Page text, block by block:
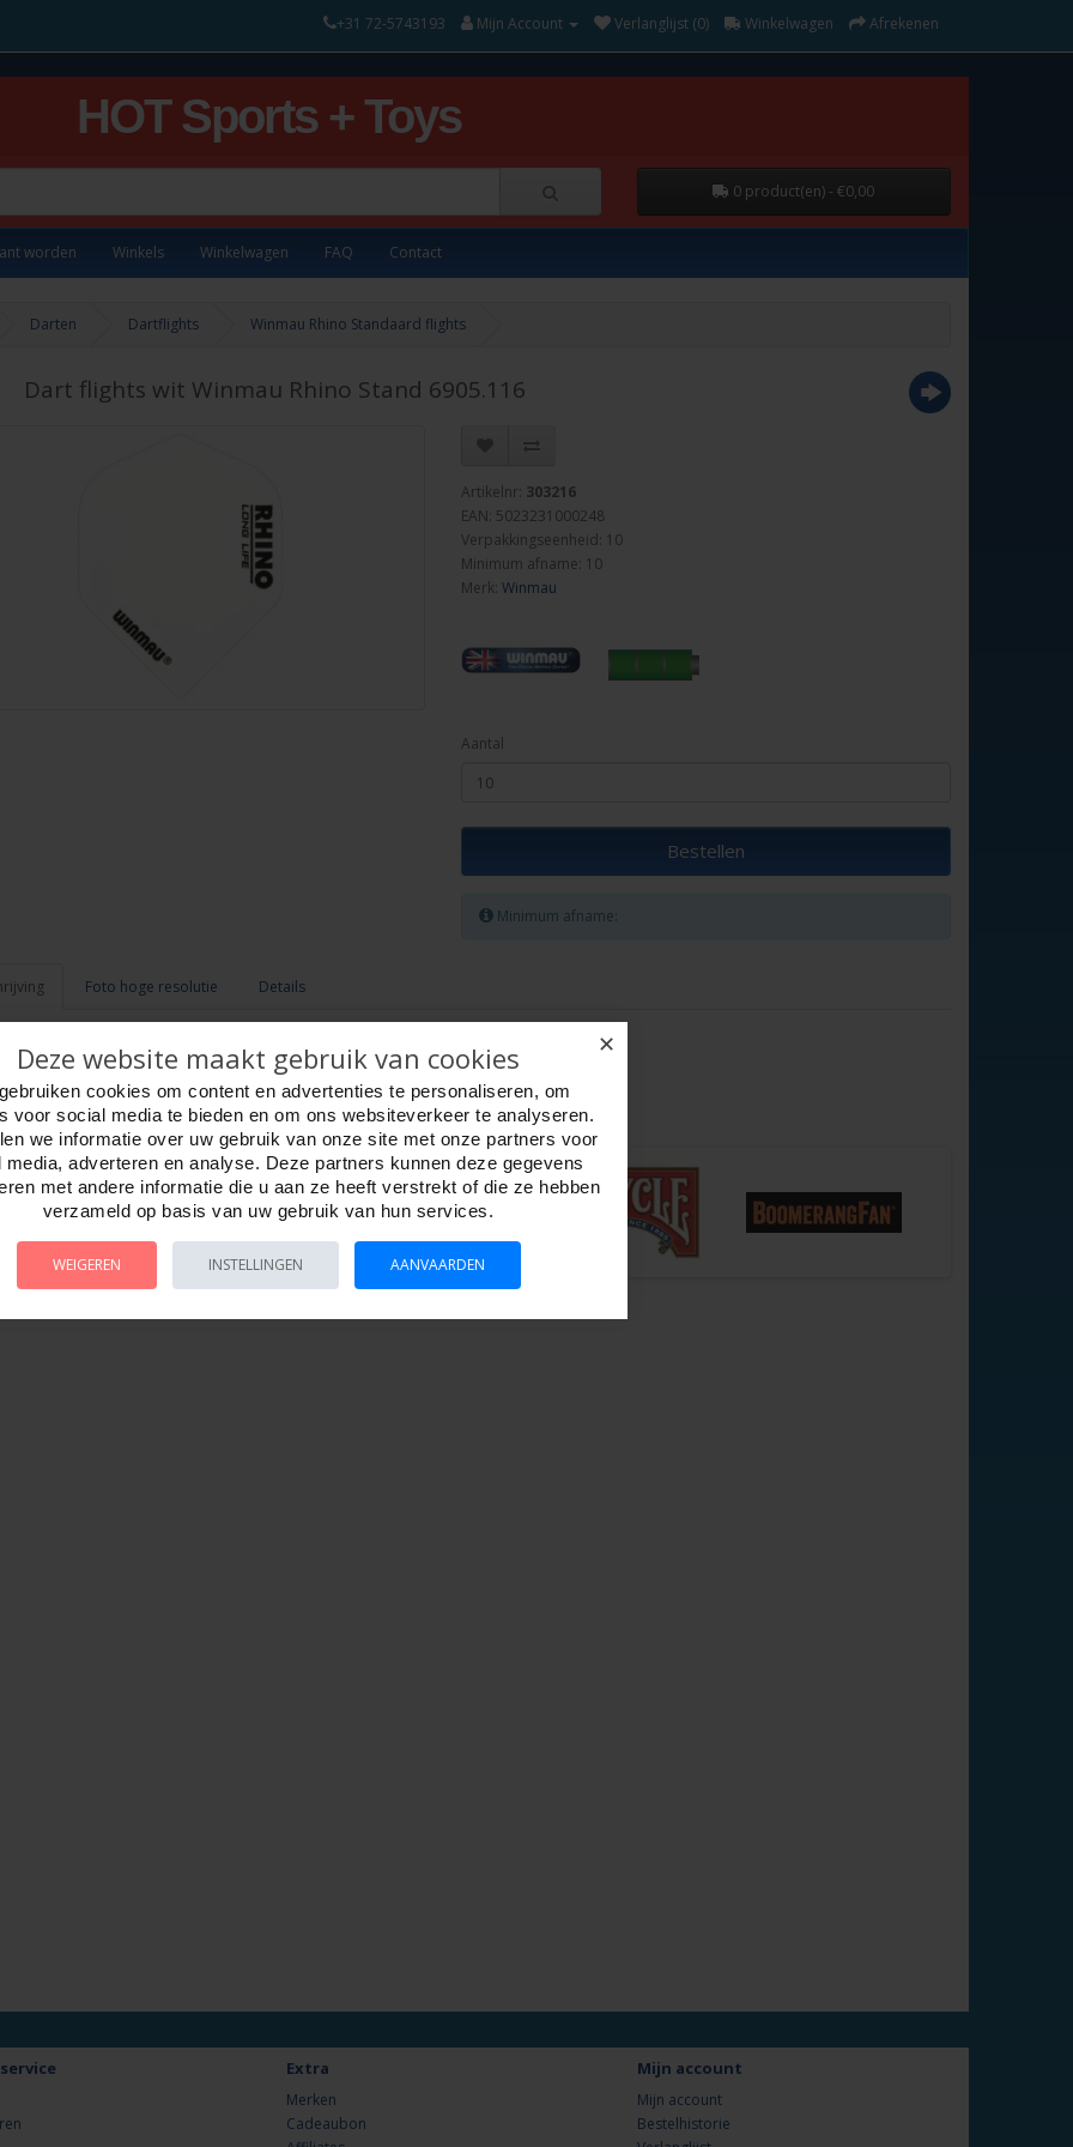
+31 72-5743193 Mijn Account Verlanglijst (0) Winkelwagen Afrekenen
HOT Sports + Toys
0 product(en) - €0,00
worden Winkels Winkelwagen FAQ Contact
Darten Dartflights Winmau Rhino Standaard flights
Dart flights wit Winmau Rhino Stand 6905.116
Artikelnr: 303216
EAN: 5023231000248
Verpakkingseenheid: 10
Minimum afname: 10
Merk:Winmau
Aantal
Bestellen
Minimum afname:
Foto hoge resolutie Details
effen wit
100 micron
Extra
Merken
Cadeaubon
Mijn account
Mijn account
Bestelhistorie
✕
Deze website maakt gebruik van cookies
cookies om content en advertenties te personaliseren, om
voor social media te bieden en om ons websiteverkeer te analyseren.
we informatie over uw gebruik van onze site met onze partners voor
media, adverteren en analyse. Deze partners kunnen deze gegevens
met andere informatie die u aan ze heeft verstrekt of die ze hebben
verzameld op basis van uw gebruik van hun services.
WEIGEREN INSTELLINGEN AANVAARDEN